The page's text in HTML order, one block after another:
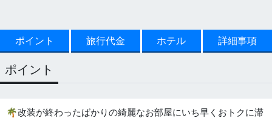
ポイント 旅行代金 ホテル 詳細事項
ポイント
🌴改装が終わったばかりの綺麗なお部屋にいち早くおトクに滞